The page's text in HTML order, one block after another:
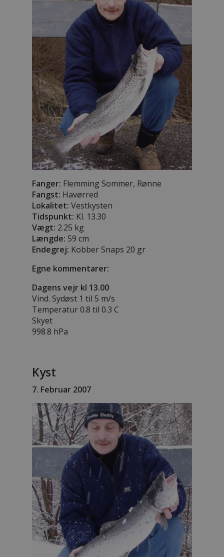
Fanger: Flemming Sommer, Rønne
Fangst: Havørred
Lokalitet: Vestkysten
Tidspunkt: Kl. 13.30
Vægt: 2.25 kg
Længde: 59 cm
Endegrej: Kobber Snaps 20 gr
Egne kommentarer:
Dagens vejr kl 13.00
Vind. Sydøst 1 til 5 m/s
Temperatur 0.8 til 0.3 C
Skyet
998.8 hPa
Kyst
7. Februar 2007